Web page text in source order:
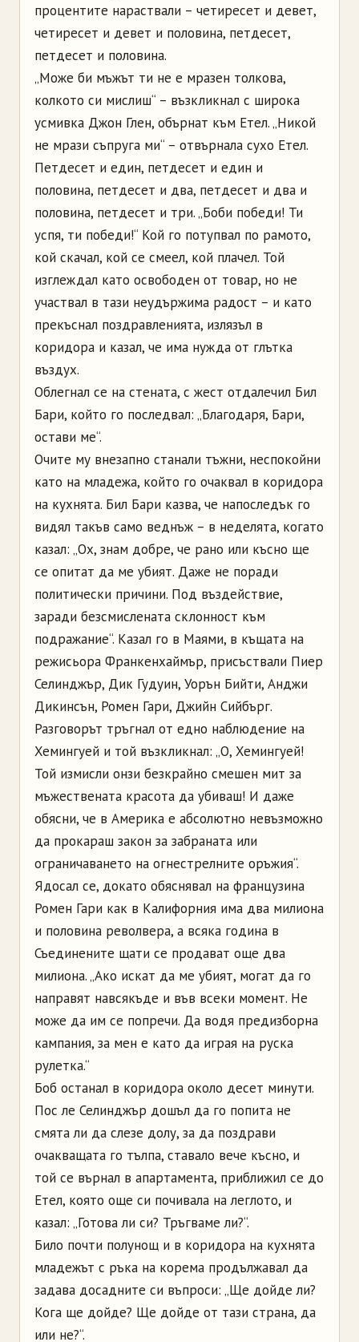
процентите нараствали – четиресет и девет,
четиресет и девет и половина, петдесет,
петдесет и половина.
„Може би мъжът ти не е мразен толкова,
колкото си мислиш“ – възкликнал с широка
усмивка Джон Глен, обърнат към Етел. „Никой
не мрази съпруга ми“ – отвърнала сухо Етел.
Петдесет и един, петдесет и един и
половина, петдесет и два, петдесет и два и
половина, петдесет и три. „Боби победи! Ти
успя, ти победи!“ Кой го потупвал по рамото,
кой скачал, кой се смеел, кой плачел. Той
изглеждал като освободен от товар, но не
участвал в тази неудържима радост – и като
прекъснал поздравленията, излязъл в
коридора и казал, че има нужда от глътка
въздух.
Облегнал се на стената, с жест отдалечил Бил
Бари, който го последвал: „Благодаря, Бари,
остави ме“.
Очите му внезапно станали тъжни, неспокойни
като на младежа, който го очаквал в коридора
на кухнята. Бил Бари казва, че напоследък го
видял такъв само веднъж – в неделята, когато
казал: „Ох, знам добре, че рано или късно ще
се опитат да ме убият. Даже не поради
политически причини. Под въздействие,
заради безсмислената склонност към
подражание“. Казал го в Маями, в къщата на
режисьора Франкенхаймър, присъствали Пиер
Селинджър, Дик Гудуин, Уорън Бийти, Анджи
Дикинсън, Ромен Гари, Джийн Сийбърг.
Разговорът тръгнал от едно наблюдение на
Хемингуей и той възкликнал: „О, Хемингуей!
Той измисли онзи безкрайно смешен мит за
мъжествената красота да убиваш! И даже
обясни, че в Америка е абсолютно невъзможно
да прокараш закон за забраната или
ограничаването на огнестрелните оръжия“.
Ядосал се, докато обяснявал на французина
Ромен Гари как в Калифорния има два милиона
и половина револвера, а всяка година в
Съединените щати се продават още два
милиона. „Ако искат да ме убият, могат да го
направят навсякъде и във всеки момент. Не
може да им се попречи. Да водя предизборна
кампания, за мен е като да играя на руска
рулетка.“
Боб останал в коридора около десет минути.
Пос ле Селинджър дошъл да го попита не
смята ли да слезе долу, за да поздрави
очакващата го тълпа, ставало вече късно, и
той се върнал в апартамента, приближил се до
Етел, която още си почивала на леглото, и
казал: „Готова ли си? Тръгваме ли?“.
Било почти полунощ и в коридора на кухнята
младежът с ръка на корема продължавал да
задава досадните си въпроси: „Ще дойде ли?
Кога ще дойде? Ще дойде от тази страна, да
или не?“.